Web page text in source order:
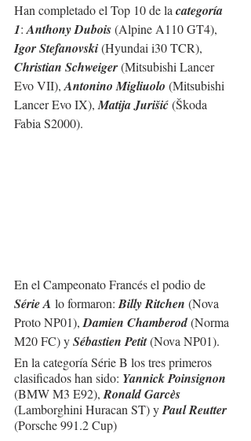
Han completado el Top 10 de la categoría
1: Anthony Dubois (Alpine A110 GT4),
Igor Stefanovski (Hyundai i30 TCR),
Christian Schweiger (Mitsubishi Lancer
Evo VII), Antonino Migliuolo (Mitsubishi
Lancer Evo IX), Matija Jurišić (Škoda
Fabia S2000).
En el Campeonato Francés el podio de
Série A lo formaron: Billy Ritchen (Nova
Proto NP01), Damien Chamberod (Norma
M20 FC) y Sébastien Petit (Nova NP01).
En la categoría Série B los tres primeros
clasificados han sido: Yannick Poinsignon
(BMW M3 E92), Ronald Garcès
(Lamborghini Huracan ST) y Paul Reutter
(Porsche 991.2 Cup)